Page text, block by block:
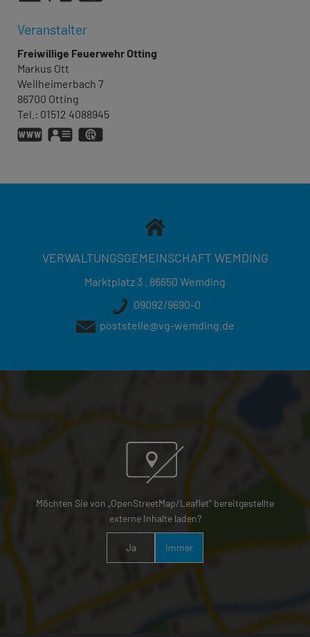
Veranstalter
Freiwillige Feuerwehr Otting
Markus Ott
Weilheimerbach 7
86700 Otting
Tel.: 01512 4088945
www.feuerwehr-otting.de
vCard
VERWALTUNGSGEMEINSCHAFT WEMDING
Marktplatz 3 . 86650 Wemding
09092/9690-0
poststelle@vg-wemding.de
Möchten Sie von „OpenStreetMap/Leaflet“ bereitgestellte
externe Inhalte laden?
Ja Immer